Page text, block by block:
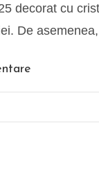
decorat cu
De